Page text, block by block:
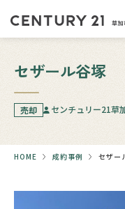
セザール谷塚
売却 センチュリー21草
HOME 成約事例 セザー